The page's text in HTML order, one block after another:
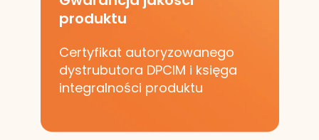
produktu
Certyfikat autoryzowanego
dystrubutora DPCIM i księga
integralności produktu